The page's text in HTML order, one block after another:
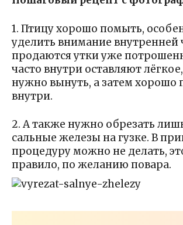
1. Птицу хорошо помыть,
уделить внимание внутренней
продаются утки уже
часто внутри оставляют
нужно вынуть, а затем хорошо
внутри.
2. А также нужно обрезать
сальные железы на гузке. В
процедуру можно не делать,
правило, по желанию повара.